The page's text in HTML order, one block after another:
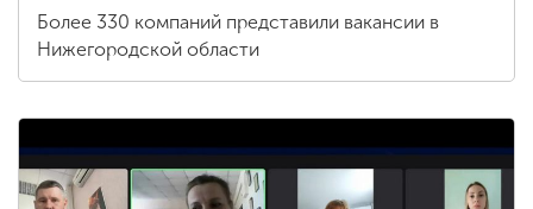
Более 330 компаний представили вакансии в
Нижегородской области